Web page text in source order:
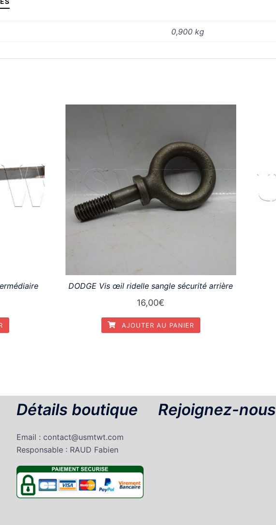
0,900 kg
DODGE Vis œil ridelle sangle sécurité arrière
16,00€
AJOUTER AU PANIER
Détails boutique
Email : contact@usmtwt.com
Responsable : RAUD Fabien
Rejoignez-nous